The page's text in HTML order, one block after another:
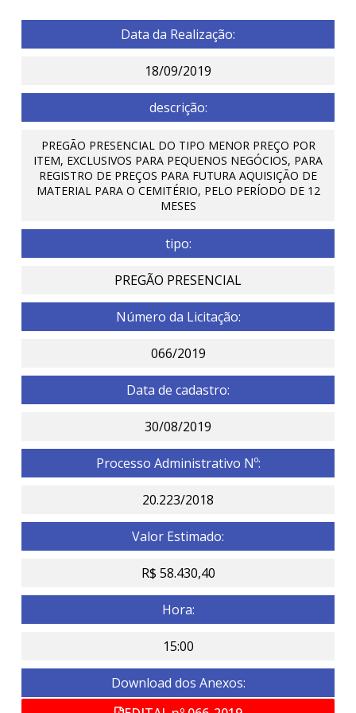
Data da Realização:
18/09/2019
descrição:
PREGÃO PRESENCIAL DO TIPO MENOR PREÇO POR
ITEM, EXCLUSIVOS PARA PEQUENOS NEGÓCIOS, PARA
REGISTRO DE PREÇOS PARA FUTURA AQUISIÇÃO DE
MATERIAL PARA O CEMITÉRIO, PELO PERÍODO DE 12
MESES
tipo:
PREGÃO PRESENCIAL
Número da Licitação:
066/2019
Data de cadastro:
30/08/2019
Processo Administrativo Nº:
20.223/2018
Valor Estimado:
R$ 58.430,40
Hora:
15:00
Download dos Anexos: